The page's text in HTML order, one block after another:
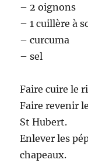
– 2 oignons
– 1 cuillère à
– curcuma
– sel
Faire cuire le
Faire revenir
St Hubert.
Enlever les
chapeaux.